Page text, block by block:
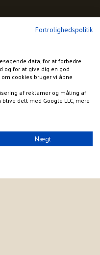
Fortrolighedspolitik
data, for at forbedre
og for at give dig en god
cookies bruger vi åbne
af reklamer og måling af
delt med Google LLC, mere
Nægt